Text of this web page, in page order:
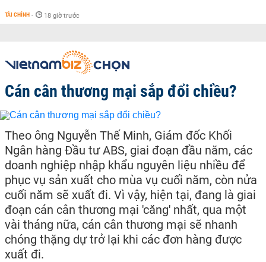
TÀI CHÍNH - 18 giờ trước
Cán cân thương mại sắp đổi chiều?
Theo ông Nguyễn Thế Minh, Giám đốc Khối
Ngân hàng Đầu tư ABS, giai đoạn đầu năm, các
doanh nghiệp nhập khẩu nguyên liệu nhiều để
phục vụ sản xuất cho mùa vụ cuối năm, còn nửa
cuối năm sẽ xuất đi. Vì vậy, hiện tại, đang là giai
đoạn cán cân thương mại 'căng' nhất, qua một
vài tháng nữa, cán cân thương mại sẽ nhanh
chóng thặng dự trở lại khi các đơn hàng được
xuất đi.